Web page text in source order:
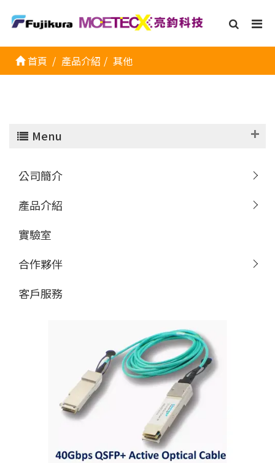
首頁 產品介紹 其他
Menu
公司簡介
產品介紹
實驗室
合作夥伴
客戶服務